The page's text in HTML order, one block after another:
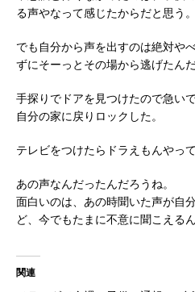
る声やなって感じたからだと思う。
でも自分から声を出すのは絶対や
ずにそーっとその場から逃げたんだ
手探りでドアを見つけたので急い
自分の家に戻りロックした。
テレビをつけたらドラえもんやっ
あの声なんだったんだろうね。
面白いのは、あの時聞いた声が自
ど、今でもたまに不意に聞こえるん
関連